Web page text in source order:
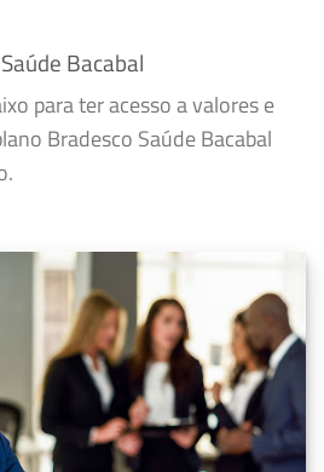
Bacabal
para ter acesso a valores e
Bradesco Saúde Bacabal